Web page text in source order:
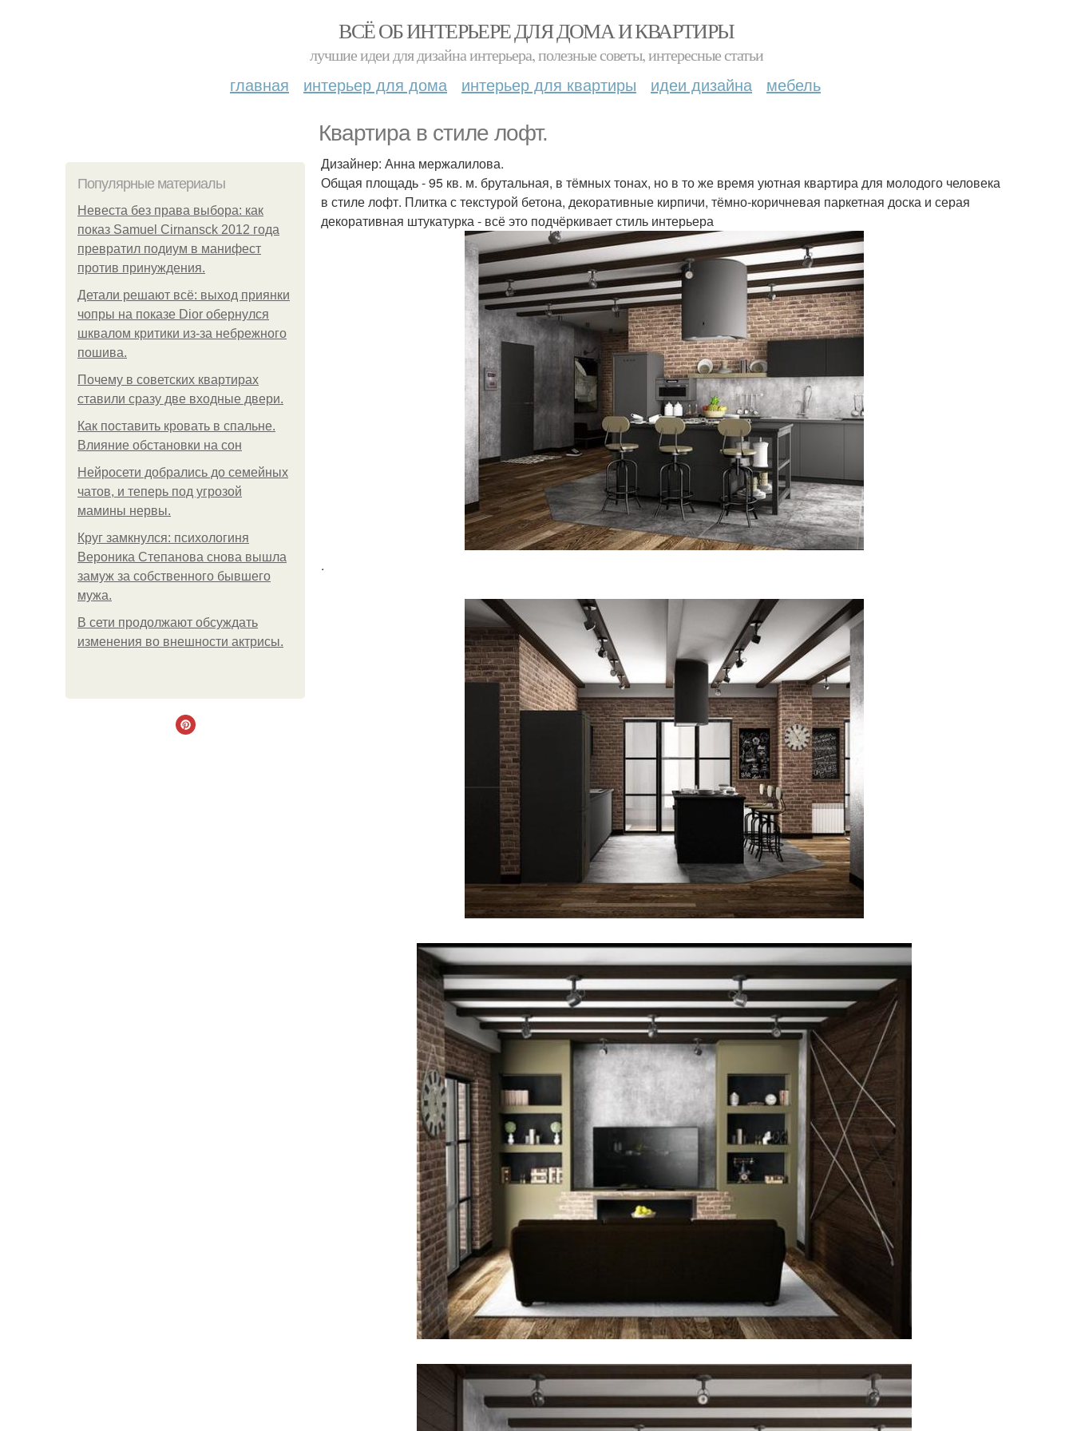
ВСЁ ОБ ИНТЕРЬЕРЕ ДЛЯ ДОМА И КВАРТИРЫ
лучшие идеи для дизайна интерьера, полезные советы, интересные статьи
главная интерьер для дома интерьер для квартиры идеи дизайна мебель
Квартира в стиле лофт.
Популярные материалы
Невеста без права выбора: как
показ Samuel Cirnansck 2012 года
превратил подиум в манифест
против принуждения.
Детали решают всё: выход приянки
чопры на показе Dior обернулся
шквалом критики из-за небрежного
пошива.
Почему в советских квартирах
ставили сразу две входные двери.
Как поставить кровать в спальне.
Влияние обстановки на сон
Нейросети добрались до семейных
чатов, и теперь под угрозой
мамины нервы.
Круг замкнулся: психологиня
Вероника Степанова снова вышла
замуж за собственного бывшего
мужа.
В сети продолжают обсуждать
изменения во внешности актрисы.
Дизайнер: Анна мержалилова.
Общая площадь - 95 кв. м. брутальная, в тёмных тонах, но в то же время уютная квартира для молодого человека
в стиле лофт. Плитка с текстурой бетона, декоративные кирпичи, тёмно-коричневая паркетная доска и серая
декоративная штукатурка - всё это подчёркивает стиль интерьера
.